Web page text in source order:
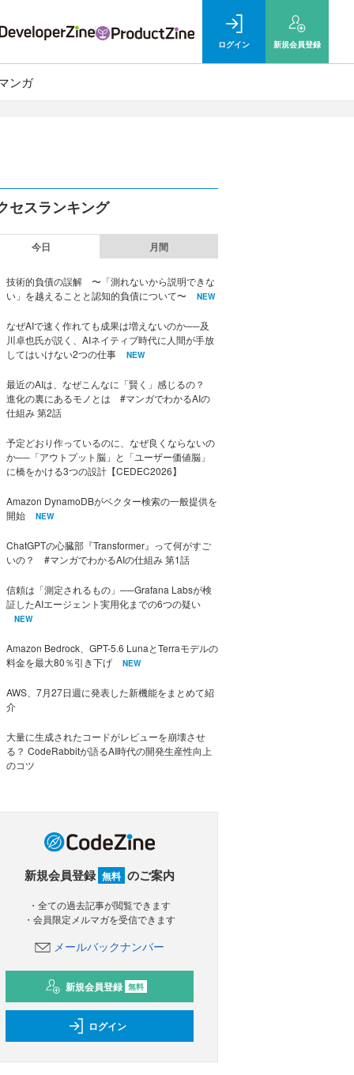
ログイン 新規会員登録
ンガ
セスランキング
今日 月間
技術的負債の誤解 〜「測れないから説明できな
い」を越えることと認知的負債について〜
NEW
なぜAIで速く作れても成果は増えないのか──及
川卓也氏が説く、AIネイティブ時代に人間が手放
してはいけない2つの仕事
NEW
最近のAIは、なぜこんなに「賢く」感じるの？
進化の裏にあるモノとは #マンガでわかるAIの
仕組み 第2話
予定どおり作っているのに、なぜ良くならないの
か──「アウトプット脳」と「ユーザー価値脳」
に橋をかける3つの設計【CEDEC2026】
Amazon DynamoDBがベクター検索の一般提供を
開始
NEW
ChatGPTの心臓部『Transformer』って何がすご
いの？ #マンガでわかるAIの仕組み 第1話
信頼は「測定されるもの」──Grafana Labsが検
証したAIエージェント実用化までの6つの疑い
NEW
Amazon Bedrock、GPT-5.6 LunaとTerraモデルの
料金を最大80％引き下げ
NEW
AWS、7月27日週に発表した新機能をまとめて紹
介
大量に生成されたコードがレビューを崩壊させ
る？ CodeRabbitが語るAI時代の開発生産性向上
のコツ
新規会員登録 無料 のご案内
・全ての過去記事が閲覧できます
・会員限定メルマガを受信できます
メールバックナンバー
新規会員登録 無料
ログイン